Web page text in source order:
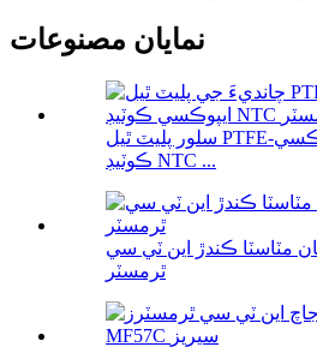
نمايان مصنوعات
سلور پليٽ ٿيل PTFE-موصل ليڊز ايپوڪسي
ڪوٽيڊ NTC ...
مٽاسٽا ڪندڙ اين ٽي سي
ٿرمسٽر